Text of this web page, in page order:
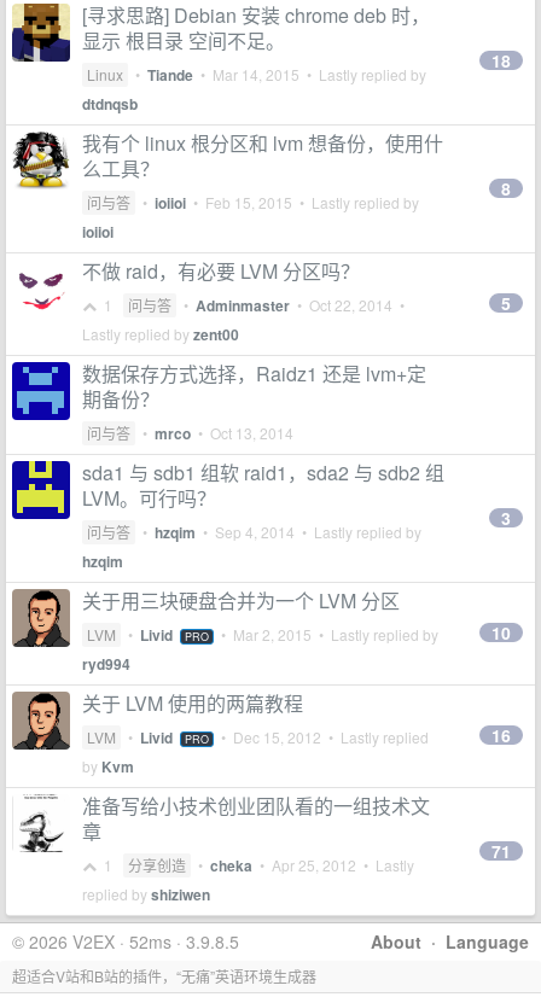
[寻求思路] Debian 安装 chrome deb 时，
显示 根目录 空间不足。
Linux • Tiande • Mar 14, 2015 • Lastly replied by
dtdnqsb
18
我有个 linux 根分区和 lvm 想备份，使用什
么工具？
问与答 • ioiioi • Feb 15, 2015 • Lastly replied by
ioiioi
8
不做 raid，有必要 LVM 分区吗？
1 问与答 • Adminmaster • Oct 22, 2014 •
Lastly replied byzent00
5
数据保存方式选择，Raidz1 还是 lvm+定
期备份？
问与答 • mrco • Oct 13, 2014
sda1 与 sdb1 组软 raid1，sda2 与 sdb2 组
LVM。可行吗？
问与答 • hzqim • Sep 4, 2014 • Lastly replied by
hzqim
3
关于用三块硬盘合并为一个 LVM 分区
LVM • Livid PRO • Mar 2, 2015 • Lastly replied by
ryd994
10
关于 LVM 使用的两篇教程
LVM • Livid PRO • Dec 15, 2012 • Lastly replied
by Kvm
16
准备写给小技术创业团队看的一组技术文
章
1 分享创造 • cheka • Apr 25, 2012 • Lastly
replied byshiziwen
71
About · Language
© 2026 V2EX · 52ms · 3.9.8.5
超适合V站和B站的插件，“无痛”英语环境生成器